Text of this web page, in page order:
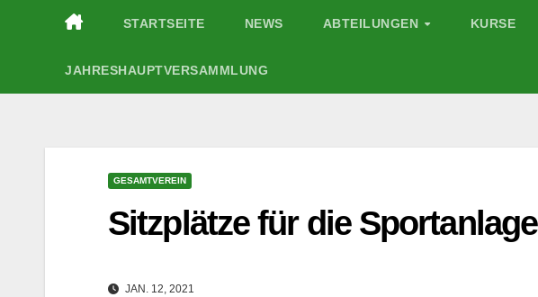
STARTSEITE NEWS ABTEILUNGEN KURSE
JAHRESHAUPTVERSAMMLUNG
GESAMTVEREIN
Sitzplätze für die Sportanlage
JAN. 12, 2021